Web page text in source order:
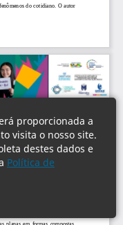
proporcionada a
visita o nosso site.
destes dados e
Política de